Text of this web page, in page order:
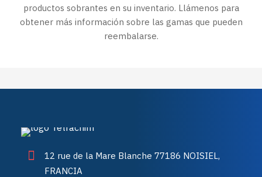
productos sobrantes en su inventario. Llámenos para
obtener más información sobre las gamas que pueden
reembalarse.
12 rue de la Mare Blanche 77186 NOISIEL,
FRANCIA